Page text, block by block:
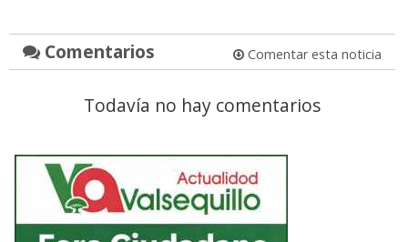
Comentarios Comentar esta noticia
Todavía no hay comentarios